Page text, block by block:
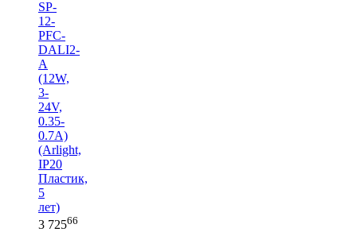
SP-
12-
PFC-
DALI2-
A
(12W,
3-
24V,
0.35-
0.7A)
(Arlight,
IP20
Пластик,
5
лет)
3 72566